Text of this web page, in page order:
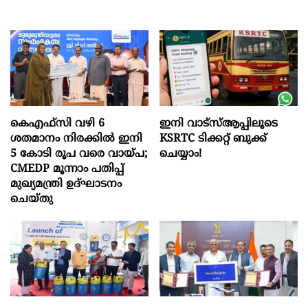
കെഎഫ്സി വഴി 6
ശതമാനം നിരക്കിൽ ഇനി
5 കോടി രൂപ വരെ വായ്പ;
CMEDP മൂന്നാം പതിപ്പ്
മുഖ്യമന്ത്രി ഉദ്ഘാടനം
ചെയ്തു
ഇനി വാട്‌സ്ആപ്പിലൂടെ
KSRTC ടിക്കറ്റ് ബുക്ക്
ചെയ്യാം!